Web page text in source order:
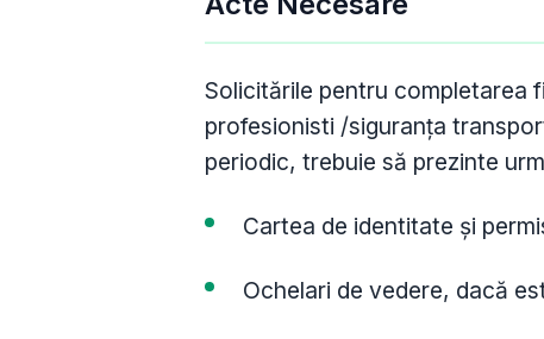
Solicitările pentru completarea
profesionisti /siguranța
periodic, trebuie să prezinte
Cartea de identitate și
Ochelari de vedere, dacă